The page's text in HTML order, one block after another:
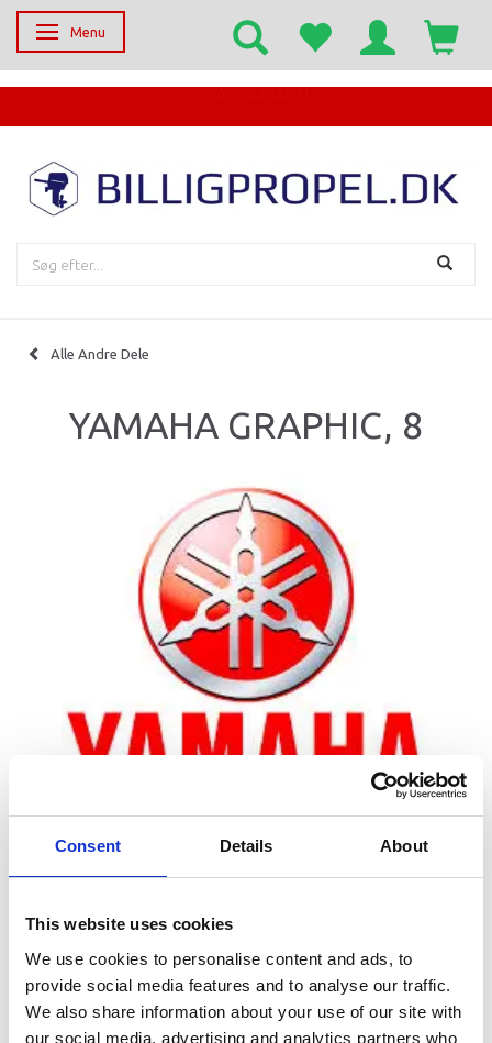
Consent Details About
This website uses cookies
We use cookies to personalise content and ads, to
provide social media features and to analyse our traffic.
We also share information about your use of our site with
our social media, advertising and analytics partners who
Skifte navigation
Menu
Alle Andre Dele
YAMAHA GRAPHIC, 8
Leveringstid er 5-6 dag(e)
Model/varenr.: 5D6F179K1000